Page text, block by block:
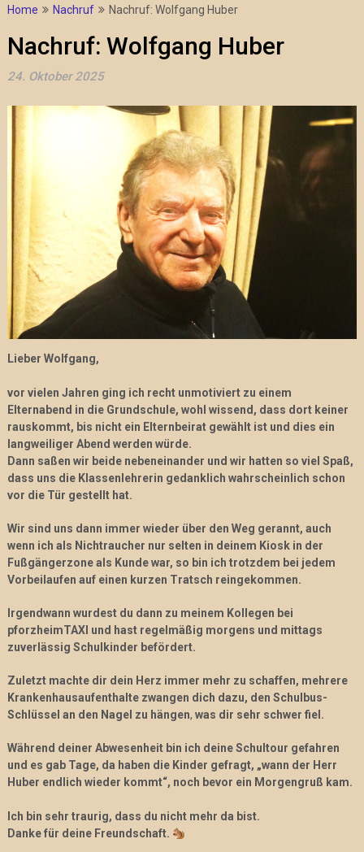
Home Nachruf Nachruf: Wolfgang Huber
Nachruf: Wolfgang Huber
24. Oktober 2025
Lieber Wolfgang,
vor vielen Jahren ging ich recht unmotiviert zu einem
Elternabend in die Grundschule, wohl wissend, dass dort keiner
rauskommt, bis nicht ein Elternbeirat gewählt ist und dies ein
langweiliger Abend werden würde.
Dann saßen wir beide nebeneinander und wir hatten so viel Spaß,
dass uns die Klassenlehrerin gedanklich wahrscheinlich schon
vor die Tür gestellt hat.
Wir sind uns dann immer wieder über den Weg gerannt, auch
wenn ich als Nichtraucher nur selten in deinem Kiosk in der
Fußgängerzone als Kunde war, so bin ich trotzdem bei jedem
Vorbeilaufen auf einen kurzen Tratsch reingekommen.
Irgendwann wurdest du dann zu meinem Kollegen bei
pforzheimTAXI und hast regelmäßig morgens und mittags
zuverlässig Schulkinder befördert.
Zuletzt machte dir dein Herz immer mehr zu schaffen, mehrere
Krankenhausaufenthalte zwangen dich dazu, den Schulbus-
Schlüssel an den Nagel zu hängen, was dir sehr schwer fiel.
Während deiner Abwesenheit bin ich deine Schultour gefahren
und es gab Tage, da haben die Kinder gefragt, „wann der Herr
Huber endlich wieder kommt“, noch bevor ein Morgengruß kam.
Ich bin sehr traurig, dass du nicht mehr da bist.
Danke für deine Freundschaft.